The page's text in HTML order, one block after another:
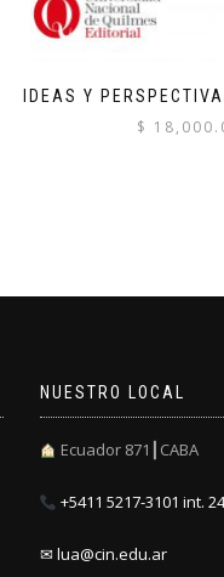
IDEAS Y
$
NUESTRO LOCAL
Ecuador 871┃CABA
+5411 5217-3101 int.
✉ lua@cin.edu.ar